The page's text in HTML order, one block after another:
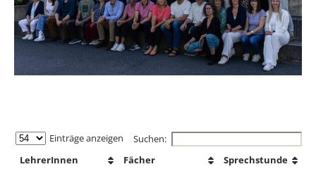
Einträge anzeigen
Suchen:
LehrerInnen
Fächer
Sprechstunde